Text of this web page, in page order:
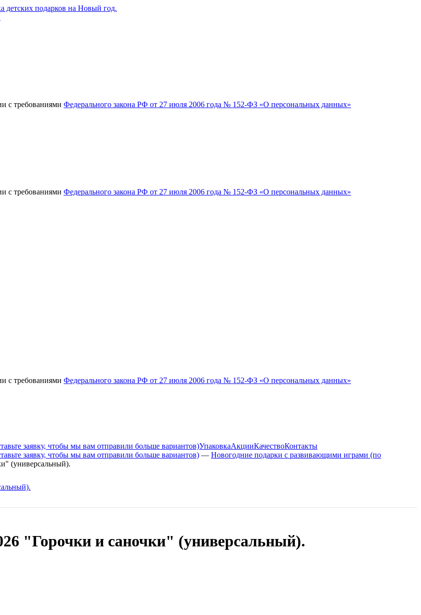
с требованиями Федерального закона РФ от 27 июля 2006 года № 152-ФЗ «О персональных данных»
с требованиями Федерального закона РФ от 27 июля 2006 года № 152-ФЗ «О персональных данных»
с требованиями Федерального закона РФ от 27 июля 2006 года № 152-ФЗ «О персональных данных»
заявку, чтобы мы вам отправили больше вариантов)УпаковкаАкцииКачествоКонтакты
заявку, чтобы мы вам отправили больше вариантов) — Новогодние подарки с развивающими играми (по
(универсальный).
"Горочки и саночки" (универсальный).